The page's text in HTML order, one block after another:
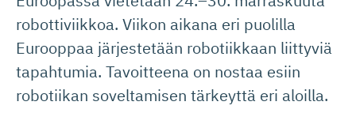
robottiviikkoa. Viikon aikana eri puolilla
Eurooppaa järjestetään robotiikkaan liittyviä
tapahtumia. Tavoitteena on nostaa esiin
robotiikan soveltamisen tärkeyttä eri aloilla.